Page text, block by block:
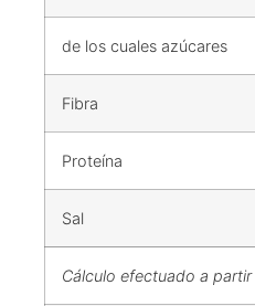
de los cuales azúcares
Fibra
Proteína
Sal
Cálculo efectuado a